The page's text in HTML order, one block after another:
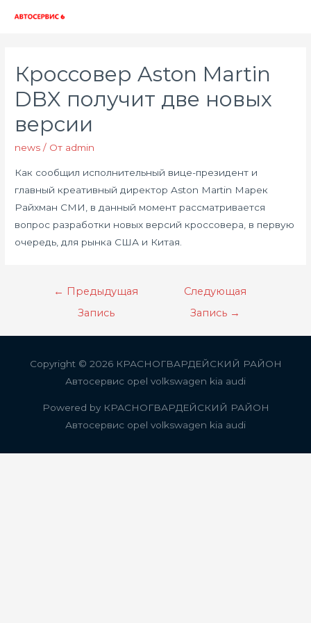
Кроссовер Aston Martin
DBX получит две новых
версии
news / От admin
Как сообщил исполнительный вице-президент и
главный креативный директор Aston Martin Марек
Райхман СМИ, в данный момент рассматривается
вопрос разработки новых версий кроссовера, в первую
очередь, для рынка США и Китая.
Навигация
записям
← Предыдущая
Запись
Следующая
Запись →
Copyright © 2026 КРАСНОГВАРДЕЙСКИЙ РАЙОН
Автосервис opel volkswagen kia audi
Powered by КРАСНОГВАРДЕЙСКИЙ РАЙОН
Автосервис opel volkswagen kia audi